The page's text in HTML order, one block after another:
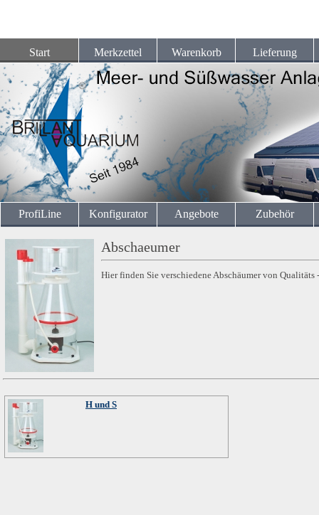
Start Merkzettel Warenkorb Lieferung
ProfiLine Konfigurator Angebote Zubehör
Abschaeumer
Hier finden Sie verschiedene Abschäumer von Qualitäts
H und S